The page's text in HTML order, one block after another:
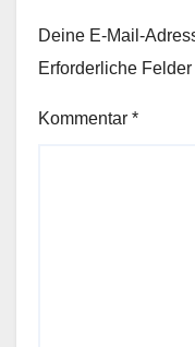
Deine E-Mail-
Erforderliche
Kommentar *